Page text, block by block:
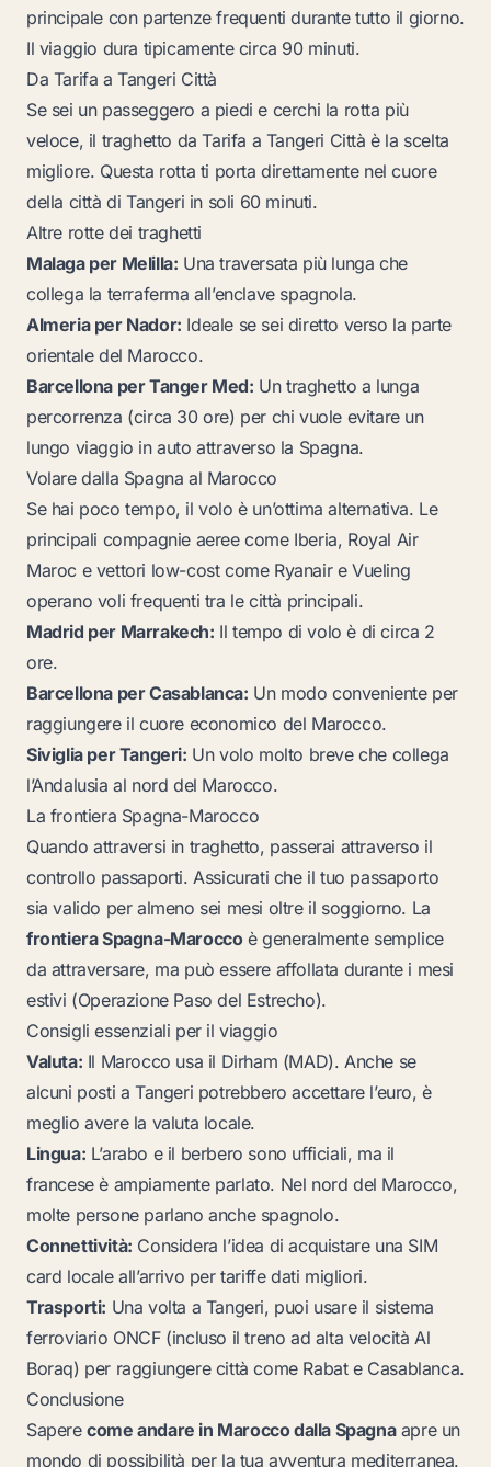
principale con partenze frequenti durante tutto il giorno.
Il viaggio dura tipicamente circa 90 minuti.
Da Tarifa a Tangeri Città
Se sei un passeggero a piedi e cerchi la rotta più
veloce, il traghetto da Tarifa a Tangeri Città è la scelta
migliore. Questa rotta ti porta direttamente nel cuore
della città di Tangeri in soli 60 minuti.
Altre rotte dei traghetti
Malaga per Melilla: Una traversata più lunga che
collega la terraferma all’enclave spagnola.
Almeria per Nador: Ideale se sei diretto verso la parte
orientale del Marocco.
Barcellona per Tanger Med: Un traghetto a lunga
percorrenza (circa 30 ore) per chi vuole evitare un
lungo viaggio in auto attraverso la Spagna.
Volare dalla Spagna al Marocco
Se hai poco tempo, il volo è un’ottima alternativa. Le
principali compagnie aeree come Iberia, Royal Air
Maroc e vettori low-cost come Ryanair e Vueling
operano voli frequenti tra le città principali.
Madrid per Marrakech: Il tempo di volo è di circa 2
ore.
Barcellona per Casablanca: Un modo conveniente per
raggiungere il cuore economico del Marocco.
Siviglia per Tangeri: Un volo molto breve che collega
l’Andalusia al nord del Marocco.
La frontiera Spagna-Marocco
Quando attraversi in traghetto, passerai attraverso il
controllo passaporti. Assicurati che il tuo passaporto
sia valido per almeno sei mesi oltre il soggiorno. La
frontiera Spagna-Maroccoè generalmente semplice
da attraversare, ma può essere affollata durante i mesi
estivi (Operazione Paso del Estrecho).
Consigli essenziali per il viaggio
Valuta: Il Marocco usa il Dirham (MAD). Anche se
alcuni posti a Tangeri potrebbero accettare l’euro, è
meglio avere la valuta locale.
Lingua: L’arabo e il berbero sono ufficiali, ma il
francese è ampiamente parlato. Nel nord del Marocco,
molte persone parlano anche spagnolo.
Connettività: Considera l’idea di acquistare una SIM
card locale all’arrivo per tariffe dati migliori.
Trasporti: Una volta a Tangeri, puoi usare il sistema
ferroviario ONCF (incluso il treno ad alta velocità Al
Boraq) per raggiungere città come Rabat e Casablanca.
Conclusione
Saperecome andare in Marocco dalla Spagnaapre un
mondo di possibilità per la tua avventura mediterranea.